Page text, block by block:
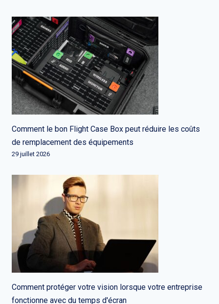
Comment le bon Flight Case Box peut réduire les coûts
de remplacement des équipements
29 juillet 2026
Comment protéger votre vision lorsque votre entreprise
fonctionne avec du temps d'écran